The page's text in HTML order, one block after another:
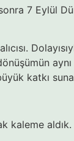
7 Eylül
aynı
katkı
kaleme aldık.